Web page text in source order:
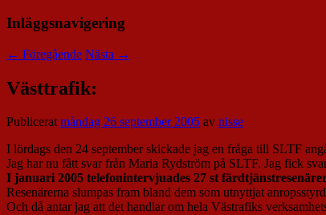
Inläggsnavigering
← Föregående Nästa →
Västtrafik:
Publiceratmåndag 26 september 2005 av nisse
I lördags den 24 september skickade jag en fråga till SLTF
Jag har nu fått svar från Maria Rydström på SLTF. Jag fick
I januari 2005 telefonintervjuades 27 st
Resenärerna slumpas fram bland dem som utnyttjat
Och då antar jag att det handlar om hela Västrafiks